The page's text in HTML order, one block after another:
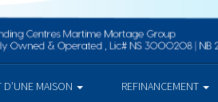
D’UNE MAISON REFINANCEMENT